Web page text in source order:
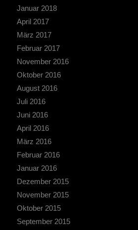
Januar 2018
April 2017
März 2017
Februar 2017
November 2016
Oktober 2016
August 2016
Juli 2016
Juni 2016
April 2016
März 2016
Februar 2016
Januar 2016
Dezember 2015
November 2015
Oktober 2015
September 2015